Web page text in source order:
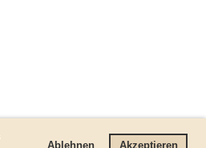
Ablehnen Akzeptieren